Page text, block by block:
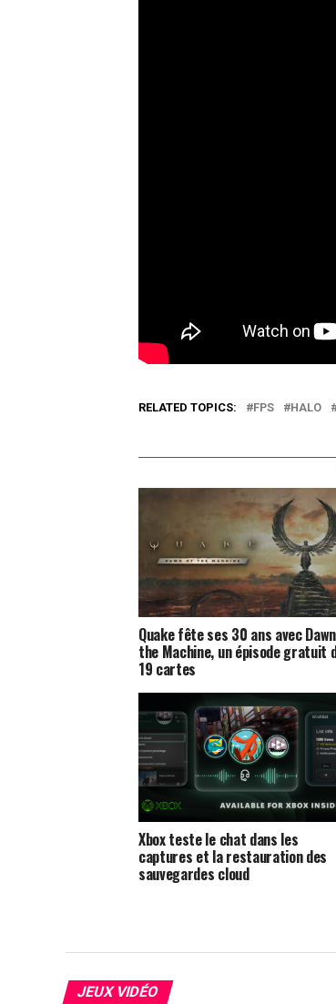
RELATED TOPICS: FPS HALO
Quake fête ses 30 ans avec
the Machine, un épisode gratuit
19 cartes
Xbox teste le chat dans les
captures et la restauration des
sauvegardes cloud
JEUX VIDÉO